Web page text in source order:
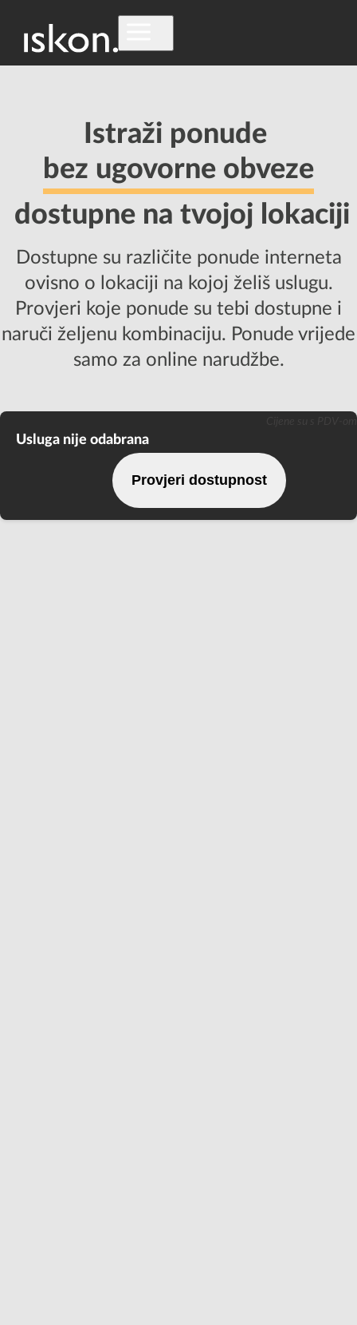
Istraži ponude
bez ugovorne obveze
dostupne na tvojoj lokaciji
Dostupne su različite ponude interneta
ovisno o lokaciji na kojoj želiš uslugu.
Provjeri koje ponude su tebi dostupne i
naruči željenu kombinaciju. Ponude vrijede
samo za online narudžbe.
Usluga nije odabrana
Usluga nije odabrana
Provjeri dostupnost